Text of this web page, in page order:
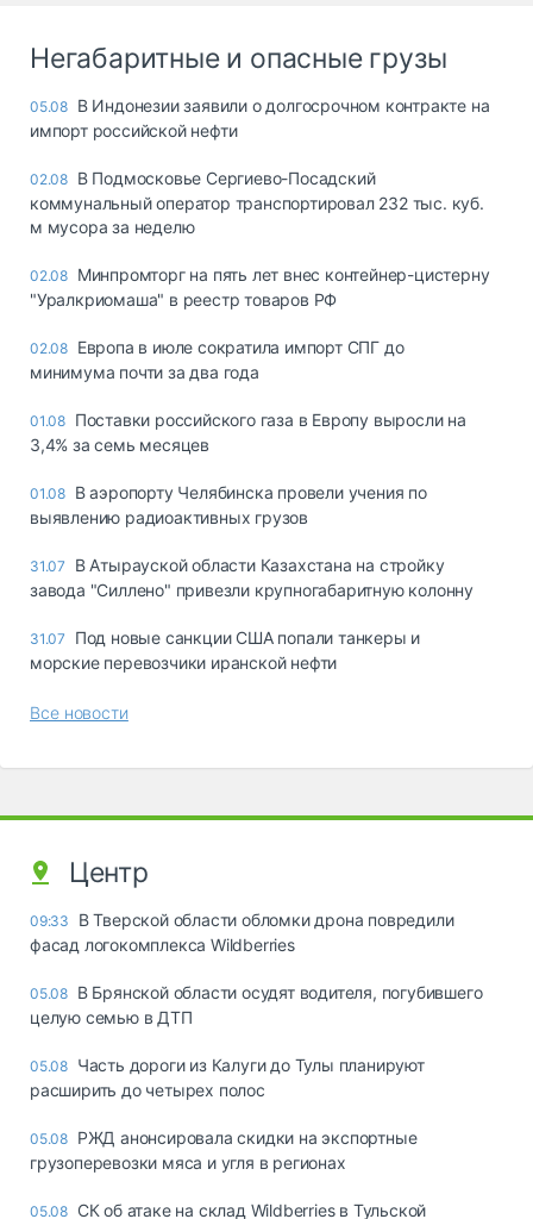
Негабаритные и опасные грузы
05.08 В Индонезии заявили о долгосрочном контракте на
импорт российской нефти
02.08 В Подмосковье Сергиево-Посадский
коммунальный оператор транспортировал 232 тыс. куб.
м мусора за неделю
02.08 Минпромторг на пять лет внес контейнер-цистерну
"Уралкриомаша" в реестр товаров РФ
02.08 Европа в июле сократила импорт СПГ до
минимума почти за два года
01.08 Поставки российского газа в Европу выросли на
3,4% за семь месяцев
01.08 В аэропорту Челябинска провели учения по
выявлению радиоактивных грузов
31.07
В Атырауской области Казахстана на стройку
завода "Силлено" привезли крупногабаритную колонну
31.07
Под новые санкции США попали танкеры и
морские перевозчики иранской нефти
Все новости
Центр
09:33
В Тверской области обломки дрона повредили
фасад логокомплекса Wildberries
05.08 В Брянской области осудят водителя, погубившего
целую семью в ДТП
05.08 Часть дороги из Калуги до Тулы планируют
расширить до четырех полос
05.08 РЖД анонсировала скидки на экспортные
грузоперевозки мяса и угля в регионах
05.08 СК об атаке на склад Wildberries в Тульской